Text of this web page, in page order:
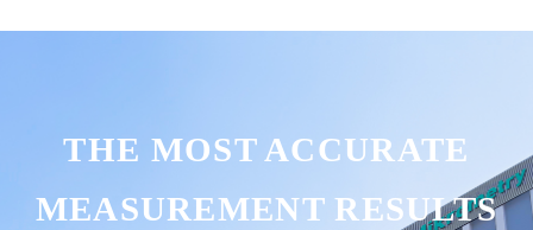
THE MOST ACCURATE
MEASUREMENT RESULTS